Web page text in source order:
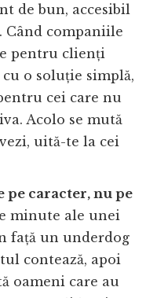
de bun, accesibil
Când companiile
pentru clienți
o soluție simplă,
cei care nu
Acolo se mută
uită-te la cei
pe caracter, nu pe
minute ale unei
față un underdog
contează, apoi
oameni care au